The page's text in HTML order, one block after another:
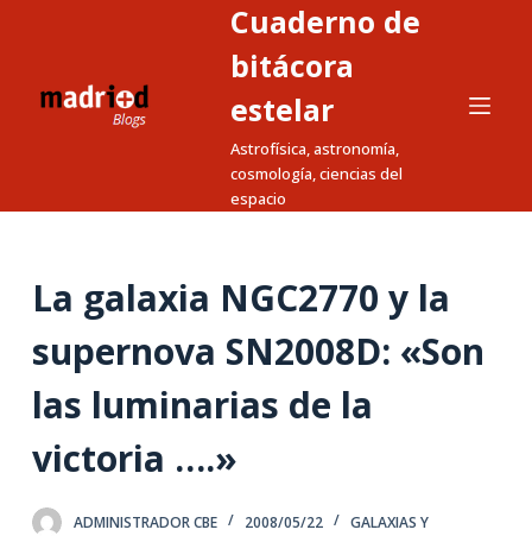
a
o
Cuaderno de
bitácora
estelar
Astrofísica, astronomía,
cosmología, ciencias del
espacio
La galaxia NGC2770 y la
supernova SN2008D: «Son
las luminarias de la
victoria ….»
ADMINISTRADOR CBE 2008/05/22
GALAXIAS Y